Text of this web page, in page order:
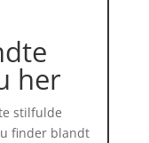
her
stilfulde
finder blandt